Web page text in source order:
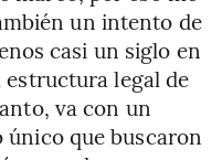
un intento de
casi un siglo en
legal de
va con un
que buscaron